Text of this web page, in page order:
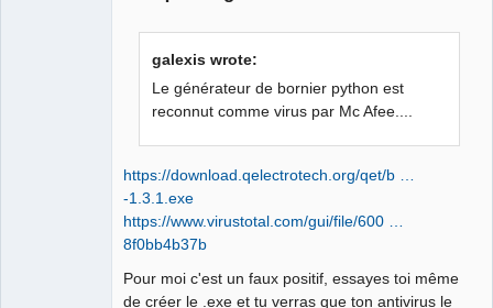
galexis wrote:
Le générateur de bornier python est
reconnut comme virus par Mc Afee....
https://download.qelectrotech.org/qet/b …
-1.3.1.exe
https://www.virustotal.com/gui/file/600 …
8f0bb4b37b
Pour moi c'est un faux positif, essayes toi même
de créer le .exe et tu verras que ton antivirus le